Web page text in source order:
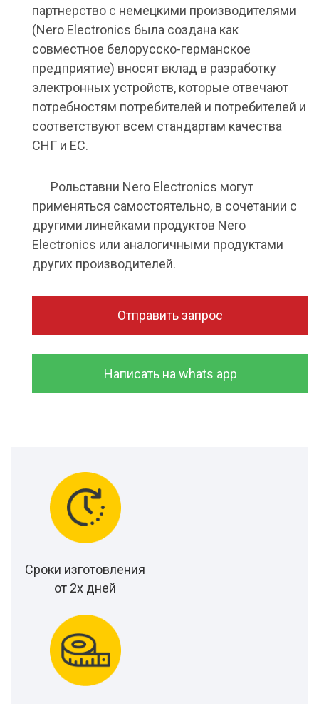
партнерство с немецкими производителями
(Nero Electronics была создана как
совместное белорусско-германское
предприятие) вносят вклад в разработку
электронных устройств, которые отвечают
потребностям потребителей и потребителей и
соответствуют всем стандартам качества
СНГ и ЕС.
Рольставни Nero Electronics могут
применяться самостоятельно, в сочетании с
другими линейками продуктов Nero
Electronics или аналогичными продуктами
других производителей.
Отправить запрос
Написать на whats app
Сроки изготовления
от 2х дней